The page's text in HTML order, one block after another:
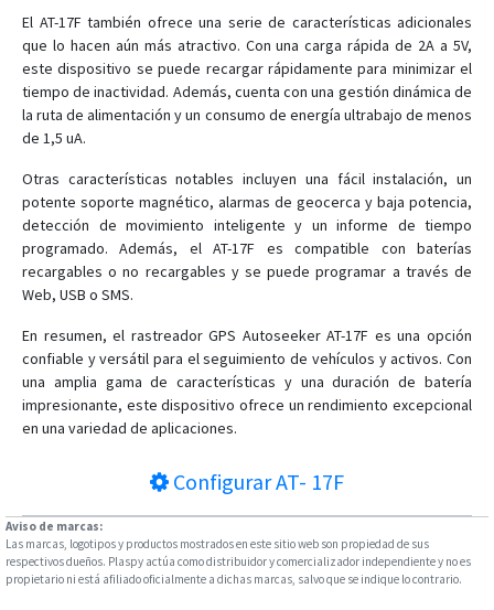
AT-17G
AT-17K
AT-18
AT-19
AT-2
AT-2
AT-20
AT-23
AT-24
AT-3
AT-4
AT-5
AT-9
El AT-17F también ofrece una serie de características adicionales
que lo hacen aún más atractivo. Con una carga rápida de 2A a 5V,
este dispositivo se puede recargar rápidamente para minimizar el
tiempo de inactividad. Además, cuenta con una gestión dinámica de
la ruta de alimentación y un consumo de energía ultrabajo de menos
de 1,5 uA.
Otras características notables incluyen una fácil instalación, un
potente soporte magnético, alarmas de geocerca y baja potencia,
detección de movimiento inteligente y un informe de tiempo
programado. Además, el AT-17F es compatible con baterías
recargables o no recargables y se puede programar a través de
Web, USB o SMS.
En resumen, el rastreador GPS Autoseeker AT-17F es una opción
confiable y versátil para el seguimiento de vehículos y activos. Con
una amplia gama de características y una duración de batería
impresionante, este dispositivo ofrece un rendimiento excepcional
en una variedad de aplicaciones.
ConfigurarAT- 17F
Aviso de marcas:
Las marcas, logotipos y productos mostrados en este sitio web son propiedad de sus
respectivos dueños. Plaspy actúa como distribuidor y comercializador independiente y no es
propietario ni está afiliado oficialmente a dichas marcas, salvo que se indique lo contrario.